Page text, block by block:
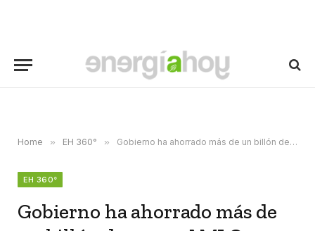
Home » EH 360° » Gobierno ha ahorrado más de un billón de pesos: AMLO
EH 360°
Gobierno ha ahorrado más de